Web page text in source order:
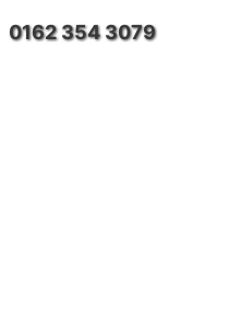
0162 354 3079